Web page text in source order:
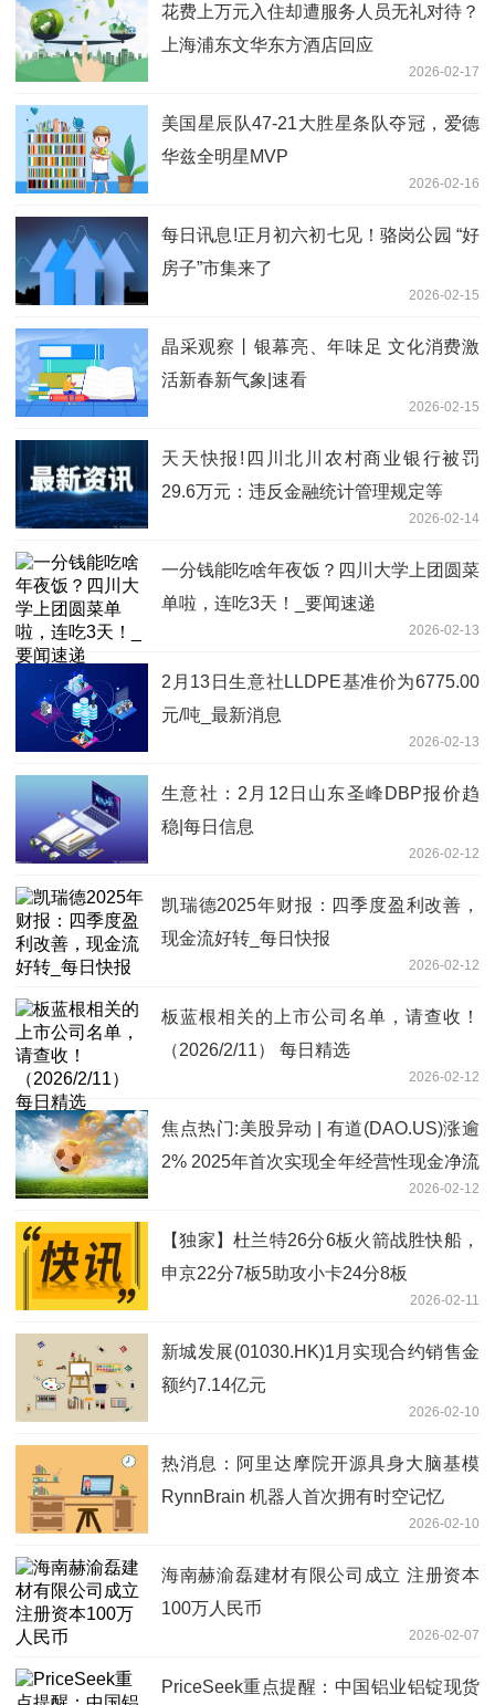
花费上万元入住却遭服务人员无礼对待？
上海浦东文华东方酒店回应
2026-02-17
美国星辰队47-21大胜星条队夺冠，爱德
华兹全明星MVP
2026-02-16
每日讯息!正月初六初七见！骆岗公园 “好
房子”市集来了
2026-02-15
晶采观察丨银幕亮、年味足 文化消费激
活新春新气象|速看
2026-02-15
天天快报!四川北川农村商业银行被罚
29.6万元：违反金融统计管理规定等
2026-02-14
一分钱能吃啥年夜饭？四川大学上团圆菜
单啦，连吃3天！_要闻速递
2026-02-13
2月13日生意社LLDPE基准价为6775.00
元/吨_最新消息
2026-02-13
生意社：2月12日山东圣峰DBP报价趋
稳|每日信息
2026-02-12
凯瑞德2025年财报：四季度盈利改善，
现金流好转_每日快报
2026-02-12
板蓝根相关的上市公司名单，请查收！
（2026/2/11） 每日精选
2026-02-12
焦点热门:美股异动 | 有道(DAO.US)涨逾
2% 2025年首次实现全年经营性现金净流
2026-02-12
【独家】杜兰特26分6板火箭战胜快船，
申京22分7板5助攻小卡24分8板
2026-02-11
新城发展(01030.HK)1月实现合约销售金
额约7.14亿元
2026-02-10
热消息：阿里达摩院开源具身大脑基模
RynnBrain 机器人首次拥有时空记忆
2026-02-10
海南赫渝磊建材有限公司成立 注册资本
100万人民币
2026-02-07
PriceSeek重点提醒：中国铝业铝锭现货